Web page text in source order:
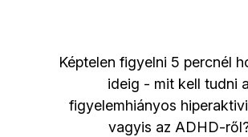
Képtelen figyelni 5 percnél
ideig - mit kell tudni a
figyelemhiányos
vagyis az ADHD-